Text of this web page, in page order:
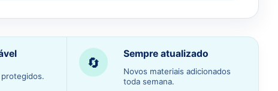
🔄
Sempre atualizado
Novos materiais adicionados
toda semana.